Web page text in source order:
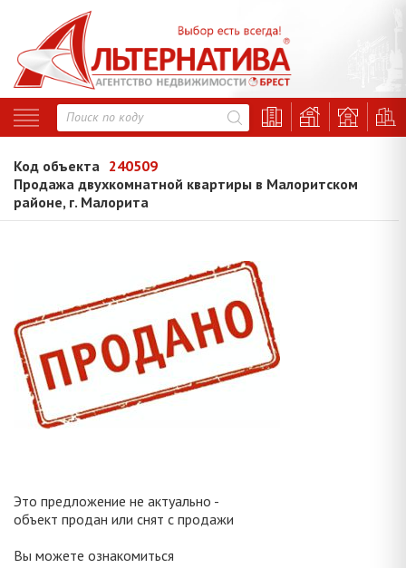
Код объекта 240509
Продажа двухкомнатной квартиры в Малоритском
районе, г. Малорита
Это предложение не актуально -
объект продан или снят с продажи
Вы можете ознакомиться